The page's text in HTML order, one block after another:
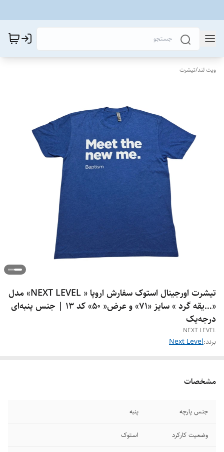
ویت لند/تیشرت
تیشرت اورجینال استوک سفارش اروپا « NEXT LEVEL» مدل
«…یقه گرد » سایز «71» و عرض« 50» کد 13 | جنس پنبه‌ای
درجه‌یک
NEXT LEVEL
برند:Next Level
مشخصات
جنس پارچه پنبه
وضعیت کارکرد استوک